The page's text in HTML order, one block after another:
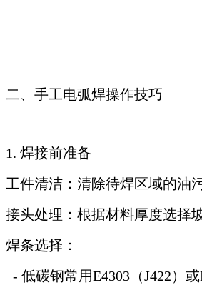
二、手工电弧焊操作技巧
1. 焊接前准备
工件清洁：清除待焊区域的油
接头处理：根据材料厚度选择
焊条选择：
- 低碳钢常用E4303（J422）或